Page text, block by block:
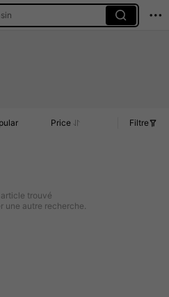
Price Filtre
trouvé
une autre recherche.